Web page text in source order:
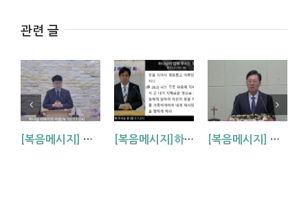
관련 글
[복음메시지] 하나님 아버지의 마음 (눅15:11~24) [복음메시지]하나님이 입혀주시는 옷 (창 3:7,21) [복음메시지] 엘리야 때(사도시대)처럼 (왕하 2:1-14)